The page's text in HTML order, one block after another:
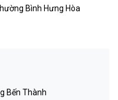
Bình Hưng Hòa
Bến Thành